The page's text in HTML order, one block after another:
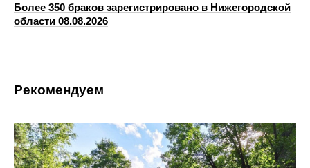
Более 350 браков зарегистрировано в Нижегородской
области 08.08.2026
Рекомендуем